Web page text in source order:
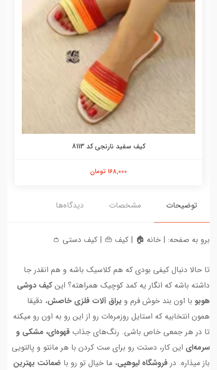
کیف سفید نارنجی کد 8113
168,000 تومان
توضیحات مشخصات دیدگاه‌ها
برو به صفحه: | خانه 🏠 | کیف 👜 | کیف دستی 👛
تا حالا دنبال کیفی بودی که هم کلاسیک باشه و هم انقدر جا
داشته باشه که انگار یه کمد کوچیک همراهته؟ این کیف دوشی
هوبو با اون بند خوش فرم و یراق آلات فلزی خاصش، دقیقا
همون انتخابیه که استایل روزمره‌ات رو از این رو به اون رو میکنه
تا در هر جمعی خاص باشی. رنگ‌های جذاب قهوه‌ای، مشکی و
سرمه‌ای این کار، دستت رو برای ست کردن با هر مانتو و پالتویی
باز میذاره. در فروشگاه لیوهپی، ما خیال تو رو با ضمانت بهترین